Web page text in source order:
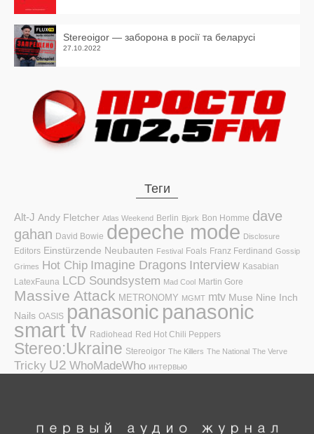
Stereoigor — заборона в росії та беларусі
27.10.2022
Теги
Alt-J Andy Fletcher Atlas Weekend Berlin Bjork Bon Homme dave
gahan David Bowie depeche mode Disclosure
Editors Einstürzende Neubauten Festival Foals Franz Ferdinand Gossip
Grimes Hot Chip Imagine Dragons Interview Kasabian
LatexFauna LCD Soundsystem Mad Cool Martin Gore
Massive Attack METRONOMY MGMT mtv Muse Nine Inch
Nails OASIS panasonic panasonic
smart tv Radiohead Red Hot Chili Peppers
Stereo:Ukraine Stereoigor The Killers The National The Verve
Tricky U2 WhoMadeWho интервью